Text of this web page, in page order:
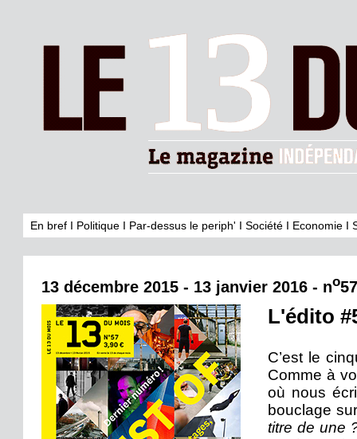
En bref I Politique I Par-dessus le periph' I Société I Economie I
13 décembre 2015 - 13 janvier 2016 - no57
L'édito
C’est le
Comme à
où nous
bouclage
titre de une